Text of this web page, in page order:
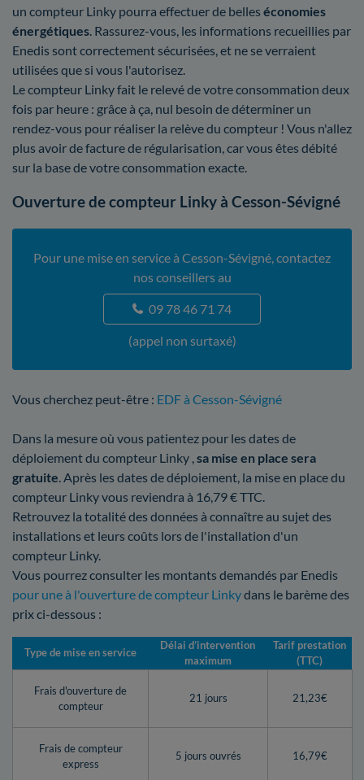
un compteur Linky pourra effectuer de belles économies
énergétiques . Rassurez-vous, les informations recueillies par
Enedis sont correctement sécurisées, et ne se verraient
utilisées que si vous l'autorisez.
Le compteur Linky fait le relevé de votre consommation deux
fois par heure : grâce à ça, nul besoin de déterminer un
rendez-vous pour réaliser la relève du compteur ! Vous n'allez
plus avoir de facture de régularisation, car vous êtes débité
sur la base de votre consommation exacte.
Ouverture de compteur Linky à Cesson-Sévigné
Pour une mise en service à Cesson-Sévigné, contactez
nos conseillers au
09 78 46 71 74
(appel non surtaxé)
Vous cherchez peut-être : EDF à Cesson-Sévigné
Dans la mesure où vous patientez pour les dates de
déploiement du compteur Linky ,sa mise en place sera
gratuite. Après les dates de déploiement, la mise en place du
compteur Linky vous reviendra à 16,79 € TTC.
Retrouvez la totalité des données à connaître au sujet des
installations et leurs coûts lors de l'installation d'un
compteur Linky.
Vous pourrez consulter les montants demandés par Enedis
pour une à l'ouverture de compteur Linkydans le barème des
prix ci-dessous :
Type de mise en service
Délai d’intervention
maximum
Tarif prestation
(TTC)
Frais d'ouverture de
compteur
21 jours 21,23€
Frais de compteur
express
5 jours ouvrés 16,79€